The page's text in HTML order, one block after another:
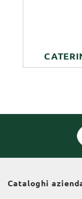
Cataloghi